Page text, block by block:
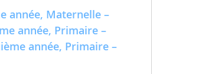
année, Maternelle –
année, Primaire –
année, Primaire –